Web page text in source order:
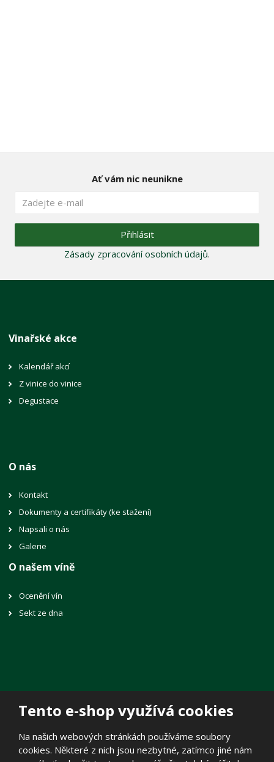
Tento e-shop využívá cookies
Na našich webových stránkách používáme soubory
cookies. Některé z nich jsou nezbytné, zatímco jiné nám
Ať vám nic neunikne
Přihlásit
Zásady zpracování osobních údajů.
Vinařské akce
Kalendář akcí
Z vinice do vinice
Degustace
O nás
Kontakt
Dokumenty a certifikáty (ke stažení)
Napsali o nás
Galerie
O našem víně
Ocenění vín
Sekt ze dna
Prohlášení o přístupnosti |Mapa stránek |Zásady zpracování
osobních údajů|Politika cookies